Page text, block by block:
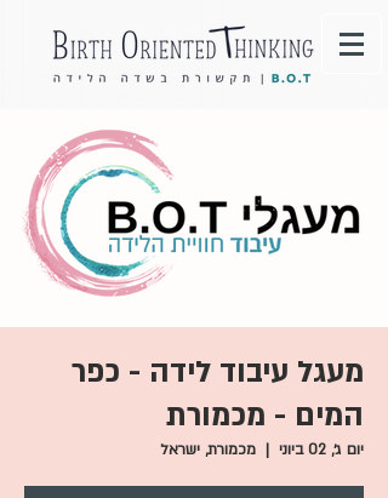
מעגל עיבוד לידה - כפר
המים - מכמורת
יום ג׳, 02 ביוני
  |
מכמורת, ישראל